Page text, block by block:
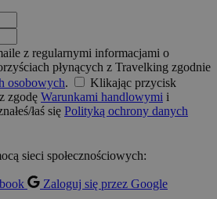
z regularnymi informacjami o
płynących z Travelking zgodnie
osobowych.
Klikając przycisk
zgodę Warunkami handlowymi i
łaś się Polityką ochrony danych
sieci społecznościowych:
Zaloguj się przez Google